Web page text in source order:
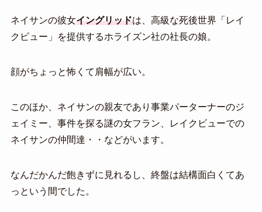
ネイサンの彼女イングリッドは、高級な死後世界「レイ
クビュー」を提供するホライズン社の社長の娘。
顔がちょっと怖くて肩幅が広い。
このほか、ネイサンの親友であり事業パーターナーのジ
ェイミー、事件を探る謎の女フラン、レイクビューでの
ネイサンの仲間達・・などがいます。
なんだかんだ飽きずに見れるし、終盤は結構面白くてあ
っという間でした。